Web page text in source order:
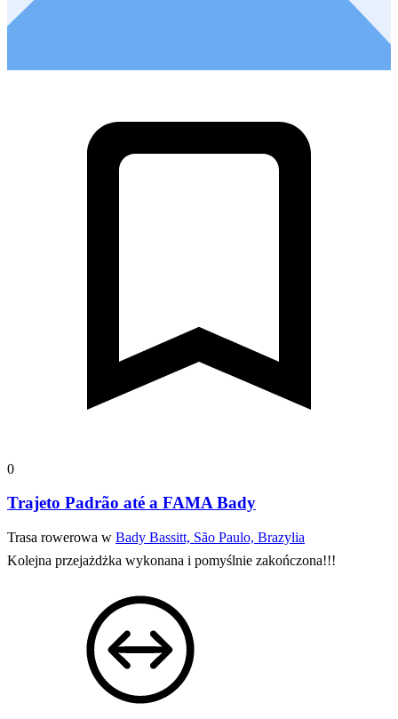
0
Trajeto Padrão até a FAMA Bady
Trasa rowerowa w Bady Bassitt, São Paulo, Brazylia
Kolejna przejażdżka wykonana i pomyślnie zakończona!!!